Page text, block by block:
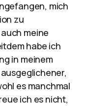
mich
zu
meine
habe ich
in meinem
es manchmal
ich es nicht,